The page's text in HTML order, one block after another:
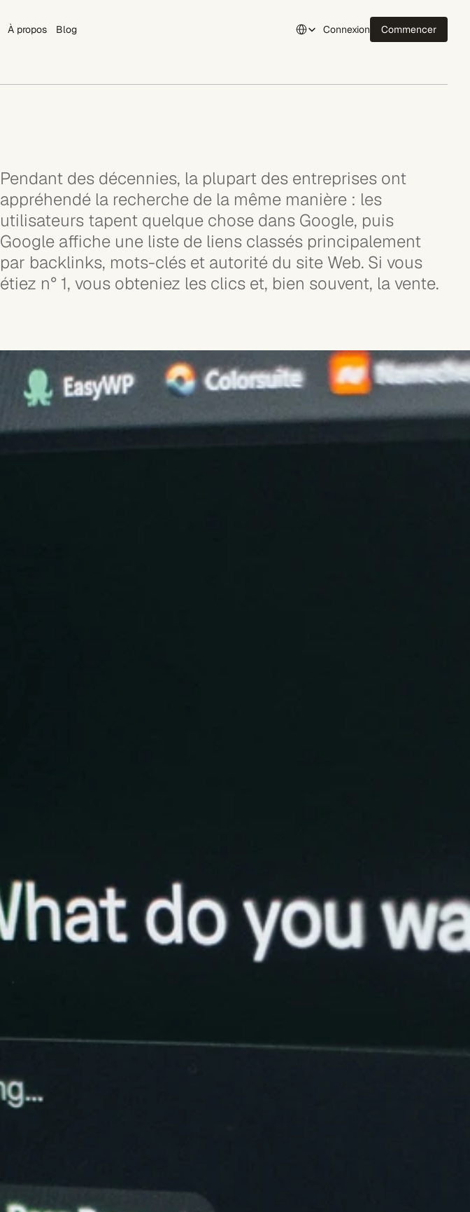
À propos
Blog
Select Language
Connexion
Commencer
Pendant des décennies, la plupart des entreprises ont
appréhendé la recherche de la même manière : les
utilisateurs tapent quelque chose dans Google, puis
Google affiche une liste de liens classés principalement
par backlinks, mots-clés et autorité du site Web. Si vous
étiez n° 1, vous obteniez les clics et, bien souvent, la vente.